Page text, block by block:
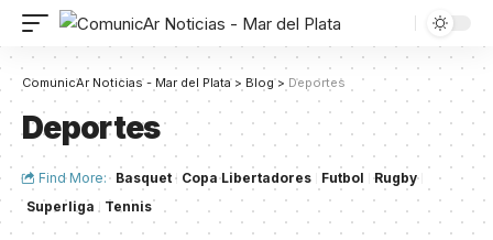
ComunicAr Noticias - Mar del Plata> Blog> Deportes
Deportes
Find More: Basquet Copa Libertadores Futbol
Rugby
Superliga
Tennis